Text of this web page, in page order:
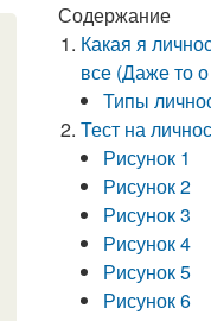
Содержание
Какая я
все (Даже то
Типы
Тест на
Рисунок 1
Рисунок 2
Рисунок 3
Рисунок 4
Рисунок 5
Рисунок 6